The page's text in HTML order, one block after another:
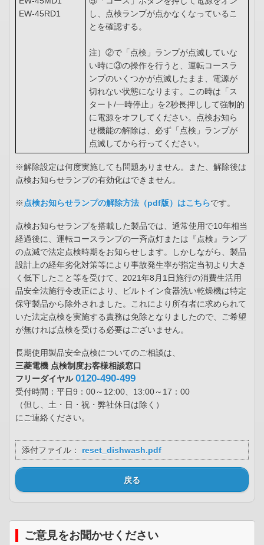
EW-45RD1
し、点検ランプが点かなくなっているこ
とを確認する。
注）②で「点検」ランプが点滅していな
い時に③の操作を行うと、運転コースラ
ンプのいくつかが点滅したまま、電源が
切れない状態になります。この時は「ス
タート/一時停止」を2秒長押しして強制的
に電源をオフしてください。点検お知ら
せ機能の解除は、必ず「点検」ランプが
点滅してから行ってください。
※解除設定は何度実施しても問題ありません。また、解除後は
点検お知らせランプの有効化はできません。
※点検お知らせランプの解除方法（pdf版）はこちらです。
点検お知らせランプを搭載した製品では、通常使用で10年相当
経過後に、運転コースランプの一斉点灯または『点検』ランプ
の点滅で法定点検時期をお知らせします。しかしながら、製品
設計上の経年劣化対策等により事故発生率が指定当初より大き
く低下したこと等を受けて、2021年8月1日施行の消費生活用
品安全法施行令改正により、ビルトイン食器洗い乾燥機は特定
保守製品から除外されました。これにより所有者に求められて
いた法定点検を実施する責務は免除となりましたので、ご希望
が無ければ点検を受ける必要はございません。
長期使用製品安全点検についてのご相談は、
三菱電機 点検制度お客様相談窓口
フリーダイヤル0120-490-499
受付時間：平日9：00～12:00、13:00～17：00
（但し、土・日・祝・弊社休日は除く）
にご連絡ください。
添付ファイル： reset_dishwash.pdf
戻る
ご意見をお聞かせください